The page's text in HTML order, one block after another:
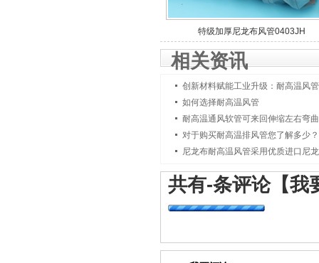
特级加厚尼龙布风管0403JH
相关资讯
创新材料赋能工业升级：耐高温风
如何选择耐高温风管
耐高温通风软管可来回伸缩左右弯曲
对于购买耐高温排风管您了解多少？
尼龙布耐高温风管采用优质进口尼
共有-条评论【我